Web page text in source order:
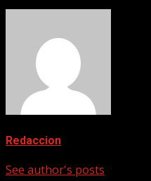
Redaccion
See author's posts